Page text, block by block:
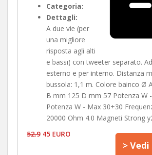
Categoria:
Dettagli:
A due vie (per
una migliore
risposta agli alti
e bassi) con tweeter separato.
esterno e per interno. Distanza
bussola: 1,1 m. Colore bainco Ø
B mm 125 D mm 57 Potenza W
Potenza W - Max 30+30
20000 Ohm 4.0 Magneti Strong
52.9 45 EURO
>